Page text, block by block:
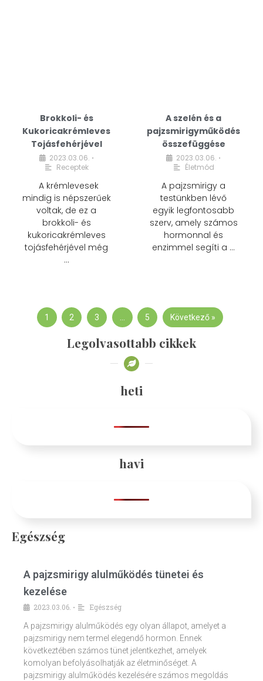
Brokkoli- és
Kukoricakrémleves
Tojásfehérjével
2023.03.06. •
Receptek
A krémlevesek
mindig is népszerűek
voltak, de ez a
brokkoli- és
kukoricakrémleves
tojásfehérjével még
…
A szelén és a
pajzsmirigyműködés
összefüggése
2023.03.06. •
Életmód
A pajzsmirigy a
testünkben lévő
egyik legfontosabb
szerv, amely számos
hormonnal és
enzimmel segíti a …
1 2 3 … 5 Következő »
Legolvasottabb cikkek
heti
havi
Egészség
A pajzsmirigy alulműködés tünetei és
kezelése
2023.03.06. •
Egészség
A pajzsmirigy alulműködés egy olyan állapot, amelyet a
pajzsmirigy nem termel elegendő hormon. Ennek
következtében számos tünet jelentkezhet, amelyek
komolyan befolyásolhatják az életminőséget. A
pajzsmirigy alulműködés kezelésére számos megoldás